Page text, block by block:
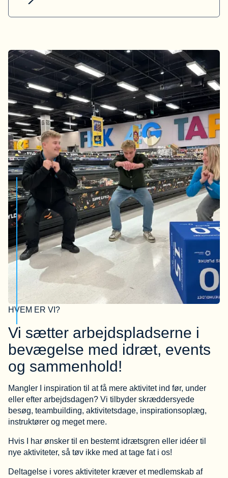
HVEM ER VI?
Vi sætter arbejdspladserne i
bevægelse med idræt, events
og sammenhold!
Mangler I inspiration til at få mere aktivitet ind før, under
eller efter arbejdsdagen? Vi tilbyder skræddersyede
besøg, teambuilding, aktivitetsdage, inspirationsoplæg,
instruktører og meget mere.
Hvis I har ønsker til en bestemt idrætsgren eller idéer til
nye aktiviteter, så tøv ikke med at tage fat i os!
Deltagelse i vores aktiviteter kræver et medlemskab af